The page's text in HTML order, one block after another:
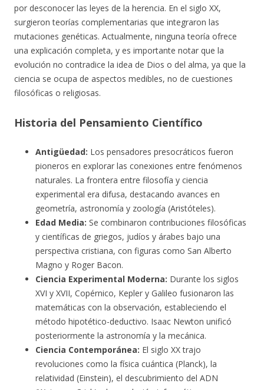
por desconocer las leyes de la herencia. En el siglo XX,
surgieron teorías complementarias que integraron las
mutaciones genéticas. Actualmente, ninguna teoría ofrece
una explicación completa, y es importante notar que la
evolución no contradice la idea de Dios o del alma, ya que la
ciencia se ocupa de aspectos medibles, no de cuestiones
filosóficas o religiosas.
Historia del Pensamiento Científico
Antigüedad: Los pensadores presocráticos fueron
pioneros en explorar las conexiones entre fenómenos
naturales. La frontera entre filosofía y ciencia
experimental era difusa, destacando avances en
geometría, astronomía y zoología (Aristóteles).
Edad Media: Se combinaron contribuciones filosóficas
y científicas de griegos, judíos y árabes bajo una
perspectiva cristiana, con figuras como San Alberto
Magno y Roger Bacon.
Ciencia Experimental Moderna: Durante los siglos
XVI y XVII, Copérnico, Kepler y Galileo fusionaron las
matemáticas con la observación, estableciendo el
método hipotético-deductivo. Isaac Newton unificó
posteriormente la astronomía y la mecánica.
Ciencia Contemporánea: El siglo XX trajo
revoluciones como la física cuántica (Planck), la
relatividad (Einstein), el descubrimiento del ADN